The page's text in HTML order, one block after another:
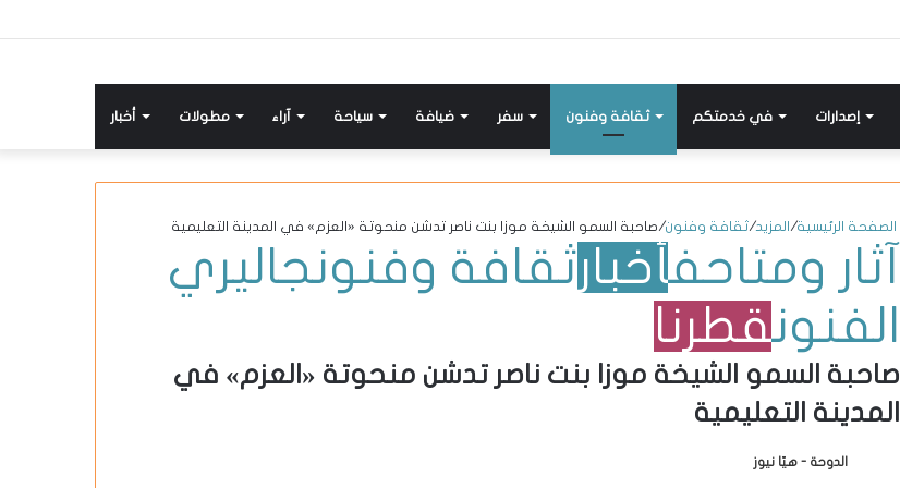
أخبار مطولات آراء سياحة ضيافة سفر ثقافة وفنون في خدمتكم إصدارات
الصفحة الرئيسية/ المزيد/ثقافة وفنون/صاحبة السمو الشيخة موزا بنت ناصر تدشن منحوتة «العزم» في المدينة التعليمية
آثار ومتاحفأخبارثقافة وفنونجاليري
الفنونقطرنا
صاحبة السمو الشيخة موزا بنت ناصر تدشن منحوتة «العزم» في
المدينة التعليمية
الدوحة - هيّا نيوز